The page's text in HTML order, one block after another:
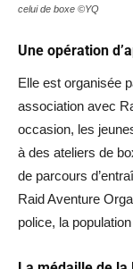
celui de boxe ©YQ
Une opération
Elle est organisée
association avec
occasion, les
à des ateliers de
de parcours
Raid Aventure
police, la